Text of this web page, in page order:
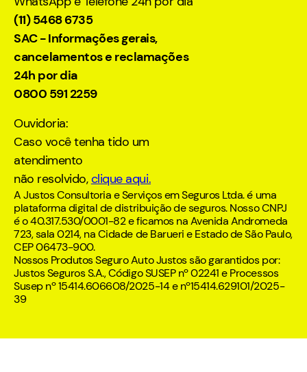
(11) 5468 6735
SAC - Informações gerais,
cancelamentos e reclamações
24h por dia
0800 591 2259
Ouvidoria:
Caso você tenha tido um
atendimento
não resolvido,clique aqui.
A Justos Consultoria e Serviços em Seguros Ltda. é uma
plataforma digital de distribuição de seguros. Nosso CNPJ
é o 40.317.530/0001-82 e ficamos na Avenida Andromeda
723, sala 0214, na Cidade de Barueri e Estado de São Paulo,
CEP 06473-900.
Nossos Produtos Seguro Auto Justos são garantidos por:
Justos Seguros S.A., Código SUSEP nº 02241 e Processos
Susep nº 15414.606608/2025-14 e nº15414.629101/2025-
39